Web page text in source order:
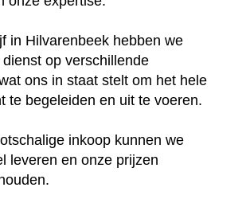
in Hilvarenbeek hebben we
op verschillende
ons in staat stelt om het hele
te begeleiden en uit te voeren.
inkoop kunnen we
leveren en onze prijzen